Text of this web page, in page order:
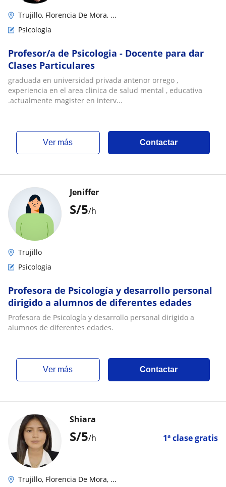
Trujillo, Florencia De Mora, ...
Psicologia
Profesor/a de Psicologia - Docente para dar
Clases Particulares
graduada en universidad privada antenor orrego ,
experiencia en el area clinica de salud mental , educativa
.actualmente magister en interv...
ver más Contactar
S/5/h
Jeniffer
Trujillo
Psicologia
Profesora de Psicología y desarrollo personal
dirigido a alumnos de diferentes edades
Profesora de Psicología y desarrollo personal dirigido a
alumnos de diferentes edades.
ver más Contactar
S/5/h 1ª clase gratis
Shiara
Trujillo, Florencia De Mora, ...